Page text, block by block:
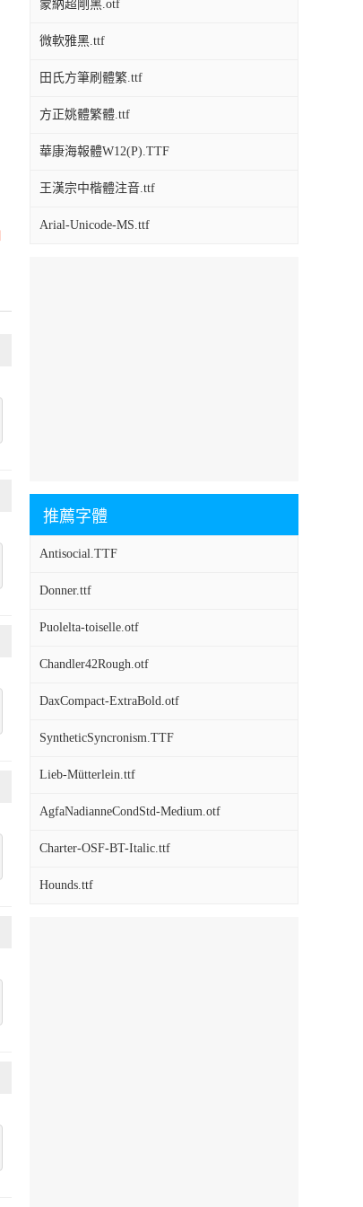
蒙納超剛黑.otf
微軟雅黑.ttf
田氏方筆刷體繁.ttf
方正姚體繁體.ttf
華康海報體W12(P).TTF
王漢宗中楷體注音.ttf
Arial-Unicode-MS.ttf
推薦字體
Antisocial.TTF
Donner.ttf
Puolelta-toiselle.otf
Chandler42Rough.otf
DaxCompact-ExtraBold.otf
SyntheticSyncronism.TTF
Lieb-Mütterlein.ttf
AgfaNadianneCondStd-Medium.otf
Charter-OSF-BT-Italic.ttf
Hounds.ttf